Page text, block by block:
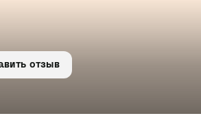
отзыв